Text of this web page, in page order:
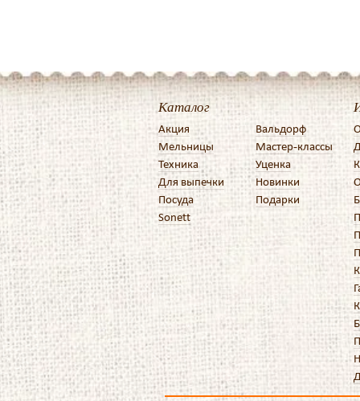
Каталог
Акция
Мельницы
Техника
Для выпечки
Посуда
Sonett
Вальдорф
Мастер-классы
Уценка
Новинки
Подарки